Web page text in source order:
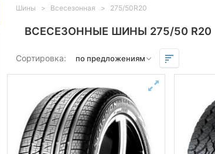
ВСЕСЕЗОННЫЕ ШИНЫ 275/50 R20
Сортировка:
Шины Всесезонная 275/50R20